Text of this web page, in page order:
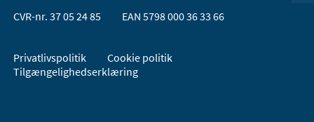
CVR-nr. 37 05 24 85 EAN 5798 000 36 33 66
Privatlivspolitik
Cookie politik
Tilgængelighedserklæring